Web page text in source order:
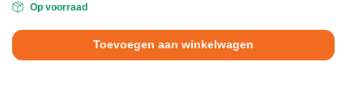
prijs
was:
prijs
is:
Op voorraad
Toevoegen aan winkelwagen